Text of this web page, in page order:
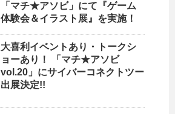
「マチ★アソビ」にて『ゲーム
体験会＆イラスト展』を実施！
大喜利イベントあり・トークシ
ョーあり！ 「マチ★アソビ
vol.20」にサイバーコネクトツー
出展決定!!